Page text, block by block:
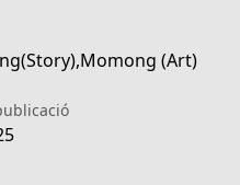
(Art)